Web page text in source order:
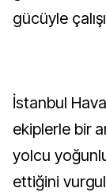
gücüyle
İstanbul
ekiplerle bir
yolcu
ettiğini